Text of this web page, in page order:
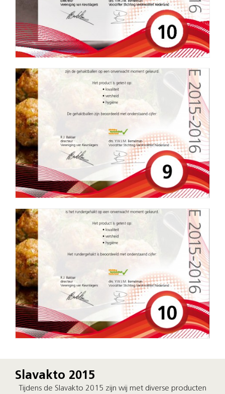
Slavakto 2015
Tijdens de Slavakto 2015 zijn wij met diverse producten